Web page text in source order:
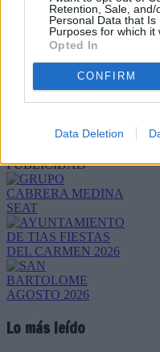
Retention, Sale,
Personal Data that
Purposes for which it
Opted In
CONFIRM
Data Deletion
Refescar
PUBLICIDAD
Lo más leído